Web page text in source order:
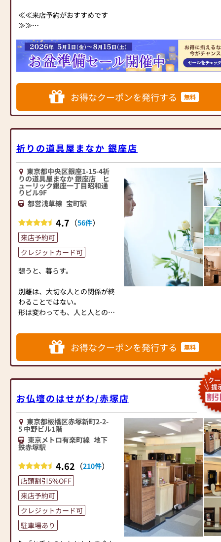
揃えとリーズナブルな価格でお
客様をお迎えしています。
す。伝統的な木製の仏壇やモダ
ンなデザインの仏壇、またコン
パクトなサイズの仏壇など、お
客様のご要望に合わせて選ぶこ
とができます。仏壇の素材や彫
刻、仏像の種類も豊富にご用意
しておりますので、心からご供
養いただける仏壇を見つけてい
ただけます。
す。位牌や線香、ろうそくや花
別のアイテムも豊富に揃えてお
ります。お好みやご自宅のお仏
壇に合わせて、お求めいただけ
ます。
当店の魅力は、品質と価格のバ
ランスです。品質に妥協せず、
お求めやすい価格を実現してい
ます。お客様に長くご利用いた
だけるような耐久性のある商品
心してお買い物をお楽しみいた
また、スタッフ一同、お客様の
ご要望に丁寧にお応えいたしま
す。お仏壇や仏具に関するご質
し、最適なアドバイスをいたし
ます。お客様のご満足度を最優
先に考え、心からのおもてなし
を提供いたします。
手伝いさせていただきます。ぜ
ひ一度、当店にお越しくださ
い。心地よい空間で、お仏壇や
仏具をご覧いただけます。スタ
ッフ一同、心よりお待ちしてお
ります。」
お仏壇のはせがわは、日本を代
表する家具メーカー「カリモク
住宅にあったモダンなお仏壇を
作っています。他にも国内の家
具専門メーカーと作り上げたお
人と偲ぶ人をつなぐ新しいカタ
チを提案します。
≪はせがわ店舗サービスのご案
内≫
品整理のご相談
予約ボタン」からお申込くださ
い)
●お電話(ご相談や商品のご注文
を承ります。お電話時に「いい
●訪問(はせがわの専門スタッフ
がご相談や商品ご購入のお手続
きを致します)
へ≫
ら、ぜひお仏壇のはせがわにお
越しください。当店は幅広い品
揃えとリーズナブルな価格でお
仏壇には様々な種類がございま
す。伝統的な木製の仏壇やモダ
ンなデザインの仏壇、またコン
パクトなサイズの仏壇など、お
客様のご要望に合わせて選ぶこ
刻、仏像の種類も豊富にご用意
養いただける仏壇を見つけてい
ただけます。
さらに、仏具も充実しておりま
す。位牌や線香、ろうそくや花
立てなど、お仏壇のセットや個
別のアイテムも豊富に揃えてお
ります。お好みやご自宅のお仏
壇に合わせて、お求めいただけ
ます。
当店の魅力は、品質と価格のバ
ランスです。品質に妥協せず、
お求めやすい価格を実現してい
≪≪来店予約がおすすめです
≫≫
のお客様へ
時間帯によっては大変混みあい
ますので来店予約がおすすめで
このページの上部の写真スライ
ダーの上の「クーポンを受け取
る」をクリックして頂いて、
「同時に来店予約がおすすめで
す」から日付をお選びくださ
＝
⭐====⭐====⭐===⭐====⭐====⭐====⭐
地元の皆様に支えられて創業
300有余年の神仏具の専門店
い」いたします。
＝
⭐====⭐====⭐===⭐====⭐====⭐====⭐
⭐⭐⭐お仏壇の日本堂町田駅前店
小田急町田駅から徒歩3分
～小田急線町田駅から一番近い
仏壇仏具の専門店～
フリーダイヤル：0120-59-6888
提携駐車場：『タイムズ町田駅
⭐⭐⭐6月26日(金)より8月17日
開催中‼⭐⭐⭐
おります。早目のご準備がオス
スメです。
粉雪13号ナチュラル調（お持ち
帰り商品）￥25,800から特別価
格のお仏壇を多数取り揃えてお
ります。
また、チラシ商品の他に町田駅
前店限定30％～60％引きのお買
い得仏壇もご準備してございま
す。
お得なクーポンを発行する 無料
祈りの道具屋まなか 銀座店
東京都中央区銀座1-15-4祈
りの道具屋まなか 銀座店 ヒ
ューリック銀座一丁目昭和通
りビル9F
都営浅草線 宝町駅
4.7 （56件）
来店予約可
クレジットカード可
想うと、暮らす。
別離は、大切な人との関係が終
わることではない。
形は変わっても、人と人とのあ
慌ただしい日々のなかでその繊
細な関係の糸を保ち、暮らしの
なかに大切な人とのつながりを
具屋まなか」のはじまりでし
た。
お墓のような特定の場所ではな
く、家の中でいつでもあの人を
近くに感じられる「お位牌やお
く考え、日本各地の職人ととも
に16年間、大切に作りあげてき
ました。それは、目で見る安心
感、手で感じる温もり、その一
つひとつに意味を込め、暮らし
の中でつながりを感じられる、
日々の祈りの道具です。
お得なクーポンを発行する 無料
お仏壇のはせがわ/赤塚店
東京都板橋区赤塚新町2-2-
5 中野ビル1階
東京メトロ有楽町線 地下
鉄赤塚駅
4.62 （210件）
店頭割引5%OFF
来店予約可
クレジットカード可
駐車場あり